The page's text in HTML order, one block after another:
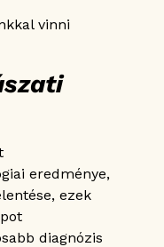
vinni
eredménye,
ezek
diagnózis